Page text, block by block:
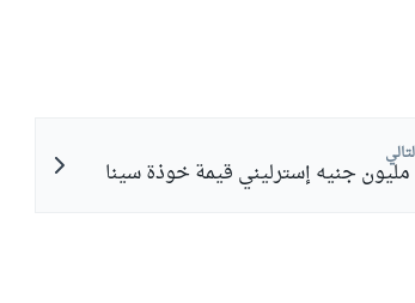
جنيه إسترليني قيمة خوذة سينا